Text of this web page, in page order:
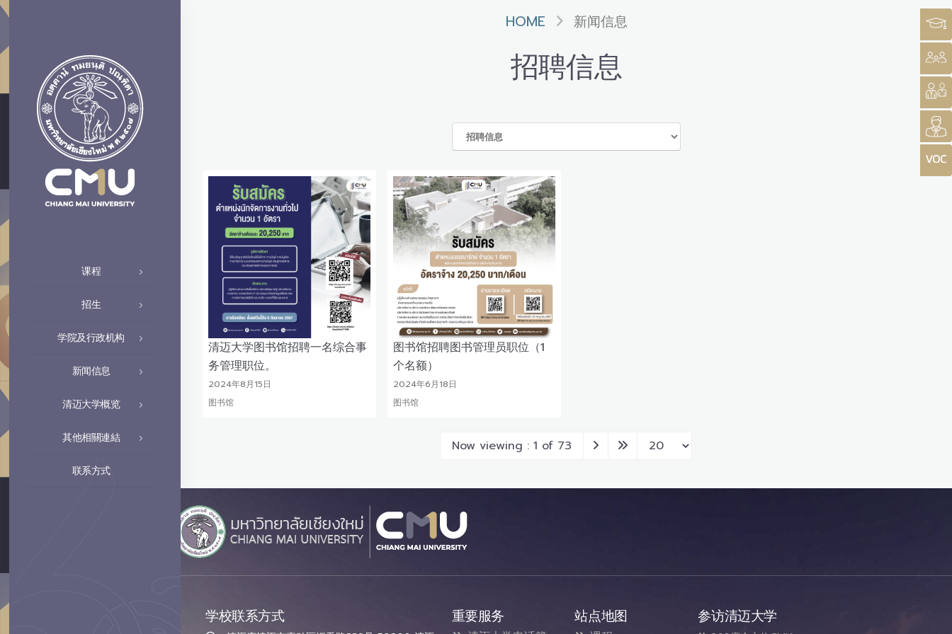
课程
招生
学院及行政机构
新闻信息
清迈大学概览
其他相關連結
联系方式
HOME 新闻信息
招聘信息
清迈大学图书馆招聘一名综合事
务管理职位。
2024年8月15日
图书馆
图书馆招聘图书管理员职位（1
个名额）
2024年6月18日
图书馆
Now viewing : 1 of 73
学校联系方式 重要服务 站点地图 参访清迈大学